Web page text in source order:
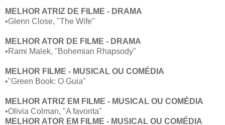
MELHOR ATRIZ DE FILME - DRAMA
•Glenn Close, "The Wife"
MELHOR ATOR DE FILME - DRAMA
•Rami Malek, "Bohemian Rhapsody"
MELHOR FILME - MUSICAL OU COMÉDIA
•"Green Book: O Guia"
MELHOR ATRIZ EM FILME - MUSICAL OU COMÉDIA
•Olivia Colman, "A favorita"
MELHOR ATOR EM FILME - MUSICAL OU COMÉDIA